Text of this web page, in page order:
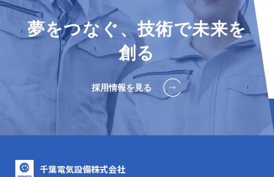
夢をつなぐ、技術で未来を
創る
採用情報を見る
千葉電気設備株式会社